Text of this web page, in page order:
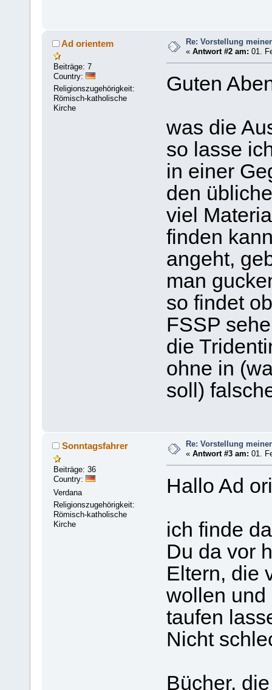
Ad orientem
Beiträge: 7
Country:
Religionszugehörigkeit:
Römisch-katholische
Kirche
Re: Vorstellung
«Antwort #2 am: 01.
Guten
was die
so lasse
in einer
den
viel
finden
angeht,
man
so findet
FSSP
die
ohne in
soll)
Sonntagsfahrer
Beiträge: 36
Country:
Verdana
Religionszugehörigkeit:
Römisch-katholische
Kirche
Re: Vorstellung
«Antwort #3 am: 01.
Hallo Ad
ich finde
Du da vor
Eltern, die
wollen und
taufen
Nicht
Bücher,